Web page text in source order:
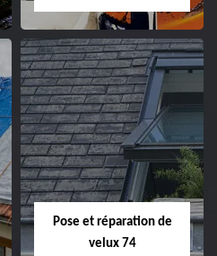
Pose et réparation de
velux 74